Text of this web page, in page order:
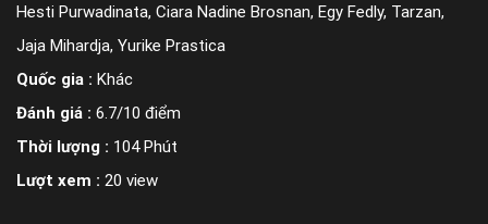
Hesti Purwadinata, Ciara Nadine Brosnan, Egy Fedly, Tarzan,
Jaja Mihardja, Yurike Prastica
Quốc gia : Khác
Đánh giá : 6.7/10 điểm
Thời lượng : 104 Phút
Lượt xem : 20 view